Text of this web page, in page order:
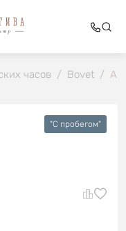
часов / Bovet /
"C пробегом"